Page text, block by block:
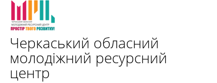
Черкаський обласний
молодіжний ресурсний
центр